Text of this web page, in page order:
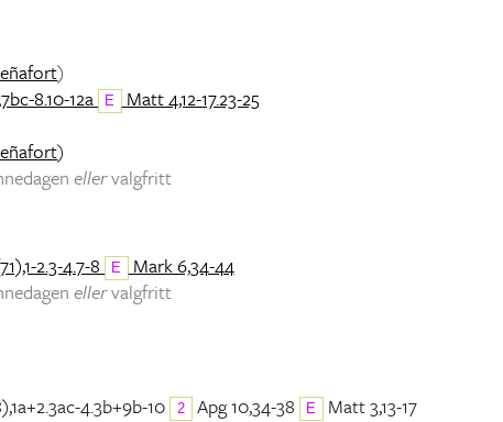
)
8.10-12a E
Matt 4,12-17.23-25
)
ellervalgfritt
2.3-4.7-8 E
Mark 6,34-44
ellervalgfritt
4.3b+9b-10 2 Apg 10,34-38 E
Matt 3,13-17